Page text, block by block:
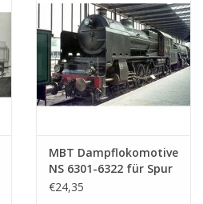
MBT Dampflokomotive
NS 6301-6322 für Spur
0 - Bauzeichnung
€24,35